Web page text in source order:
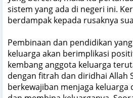
sistem yang ada di negeri ini.
berdampak kepada rusaknya
Pembinaan dan pendidikan
keluarga akan berimplikasi
kembang anggota keluarga
dengan fitrah dan diridhai Allah
berkewajiban menjaga keluarga